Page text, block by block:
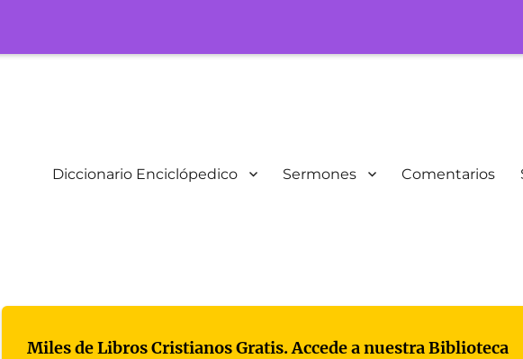
Diccionario Enciclópedico Sermones Comentarios
Miles de Libros Cristianos Gratis. Accede a nuestra Biblioteca